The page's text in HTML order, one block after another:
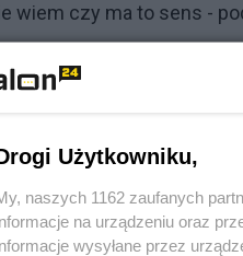
wiem czy ma to sens -
powiedział: - Szczerze
Użytkowniku,
naszych 1162 zaufanych
na urządzeniu oraz
wysyłane przez